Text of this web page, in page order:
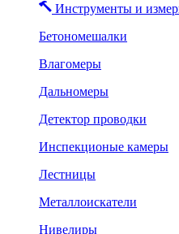
Инструменты и
Бетономешалки
Влагомеры
Дальномеры
Детектор проводки
Инспекционые камеры
Лестницы
Металлоискатели
Нивелиры